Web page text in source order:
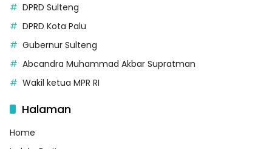
DPRD Sulteng
DPRD Kota Palu
Gubernur Sulteng
Abcandra Muhammad Akbar Supratman
Wakil ketua MPR RI
Halaman
Home